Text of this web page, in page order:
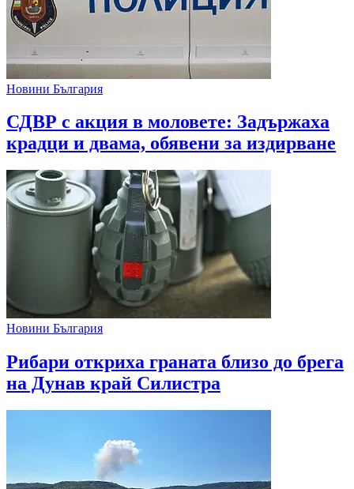
Новини България
СДВР с акция в моловете: Задържаха
крадци и двама, обявени за издирване
Новини България
Рибари откриха граната близо до брега
на Дунав край Силистра